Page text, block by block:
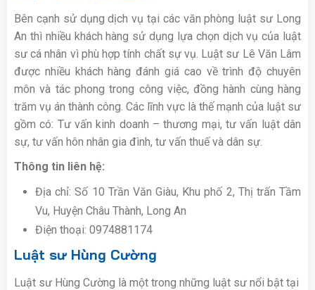
Bên cạnh sử dụng dịch vụ tại các văn phòng luật sư Long
An thì nhiều khách hàng sử dụng lựa chọn dịch vụ của luật
sư cá nhân vì phù hợp tính chất sự vụ. Luật sư Lê Văn Lâm
được nhiều khách hàng đánh giá cao về trình độ chuyên
môn và tác phong trong công việc, đồng hành cùng hàng
trăm vụ án thành công. Các lĩnh vực là thế mạnh của luật sư
gồm có: Tư vấn kinh doanh – thương mại, tư vấn luật dân
sự, tư vấn hôn nhân gia đình, tư vấn thuế và dân sự.
Thông tin liên hệ:
Địa chỉ: Số 10 Trần Văn Giàu, Khu phố 2, Thị trấn Tầm
Vu, Huyện Châu Thành, Long An
Điện thoại: 0974881174
Luật sư Hùng Cường
Luật sư Hùng Cường là một trong những luật sư nổi bật tại